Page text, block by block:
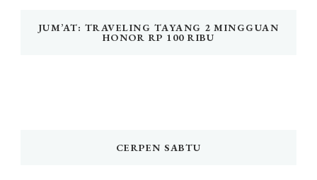
JUM’AT: TRAVELING TAYANG 2 MINGGUAN
HONOR RP 100 RIBU
CERPEN SABTU